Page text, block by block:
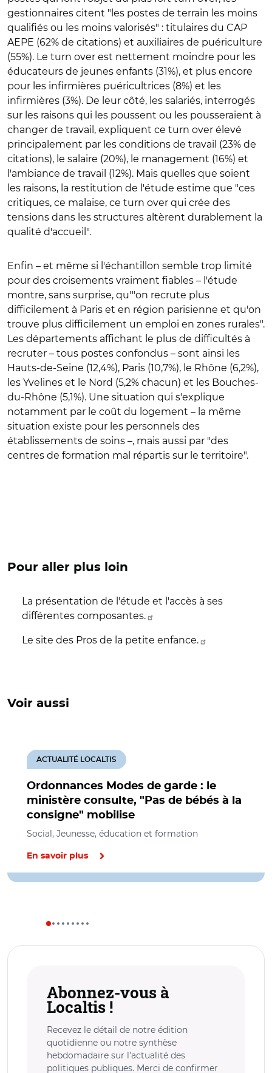
gestionnaires citent "les postes de terrain les moins
qualifiés ou les moins valorisés" : titulaires du CAP
AEPE (62% de citations) et auxiliaires de puériculture
(55%). Le turn over est nettement moindre pour les
éducateurs de jeunes enfants (31%), et plus encore
pour les infirmières puéricultrices (8%) et les
infirmières (3%). De leur côté, les salariés, interrogés
sur les raisons qui les poussent ou les pousseraient à
changer de travail, expliquent ce turn over élevé
principalement par les conditions de travail (23% de
citations), le salaire (20%), le management (16%) et
l'ambiance de travail (12%). Mais quelles que soient
les raisons, la restitution de l'étude estime que "ces
critiques, ce malaise, ce turn over qui crée des
tensions dans les structures altèrent durablement la
qualité d'accueil".
Enfin – et même si l'échantillon semble trop limité
pour des croisements vraiment fiables – l'étude
montre, sans surprise, qu'"on recrute plus
difficilement à Paris et en région parisienne et qu'on
trouve plus difficilement un emploi en zones rurales".
Les départements affichant le plus de difficultés à
recruter – tous postes confondus – sont ainsi les
Hauts-de-Seine (12,4%), Paris (10,7%), le Rhône (6,2%),
les Yvelines et le Nord (5,2% chacun) et les Bouches-
du-Rhône (5,1%). Une situation qui s'explique
notamment par le coût du logement – la même
situation existe pour les personnels des
établissements de soins –, mais aussi par "des
centres de formation mal répartis sur le territoire".
Pour aller plus loin
La présentation de l'étude et l'accès à ses
différentes composantes.
Le site des Pros de la petite enfance.
Voir aussi
Ordonnances Modes de garde : le
ministère consulte, "Pas de bébés à la
consigne" mobilise
ACTUALITÉ LOCALTIS
Social, Jeunesse, éducation et formation
En savoir plus
Abonnez-vous à
Localtis !
Recevez le détail de notre édition
quotidienne ou notre synthèse
hebdomadaire sur l’actualité des
politiques publiques. Merci de confirmer